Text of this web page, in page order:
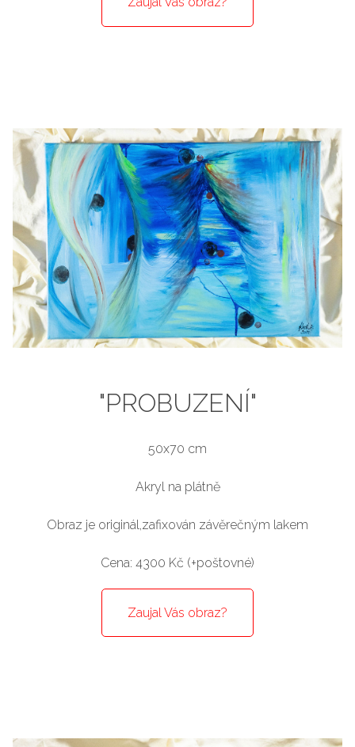
"PROBUZENÍ"
50x70 cm
Akryl na plátně
Obraz je originál,zafixován závěrečným lakem
Cena: 4300 Kč (+poštovné)
Zaujal Vás obraz?